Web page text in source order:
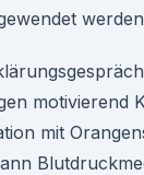
motivierend
mit